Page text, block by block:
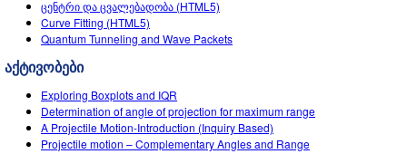
All Sims
ფიზიკა
მათემატიკა
ქიმია
ბუნებისმეტყველება
STUDIO
About Studio
Customizable Sims
Start a Free Trial
Purchase a License
TEACHING
აქტივობების ჩამონათვალი
გააზიარე შენი აქტივობები
Activity Contribution Guidelines
ᲙᲕᲚᲔᲕᲔᲑᲘ
INITIATIVES
ცენტრი და ცვალებადობა (HTML5)
Curve Fitting (HTML5)
Quantum Tunneling and Wave Packets
აქტივობები
Exploring Boxplots and IQR
Determination of angle of projection for maximum range
A Projectile Motion-Introduction (Inquiry Based)
Projectile motion – Complementary Angles and Range